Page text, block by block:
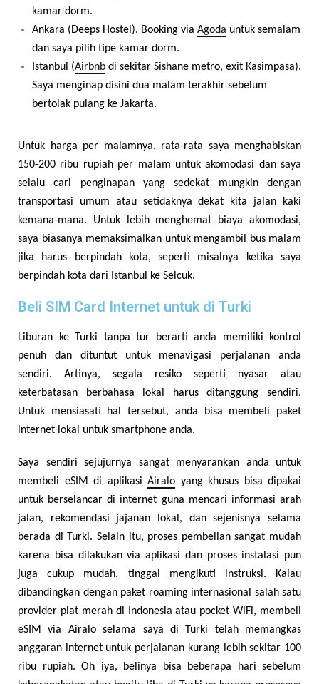
kamar dorm.
Ankara (Deeps Hostel). Booking via Agoda untuk semalam
dan saya pilih tipe kamar dorm.
Istanbul (Airbnb di sekitar Sishane metro, exit Kasimpasa).
Saya menginap disini dua malam terakhir sebelum
bertolak pulang ke Jakarta.
Untuk harga per malamnya, rata-rata saya menghabiskan
150-200 ribu rupiah per malam untuk akomodasi dan saya
selalu cari penginapan yang sedekat mungkin dengan
transportasi umum atau setidaknya dekat kita jalan kaki
kemana-mana. Untuk lebih menghemat biaya akomodasi,
saya biasanya memaksimalkan untuk mengambil bus malam
jika harus berpindah kota, seperti misalnya ketika saya
berpindah kota dari Istanbul ke Selcuk.
Beli SIM Card Internet untuk di Turki
Liburan ke Turki tanpa tur berarti anda memiliki kontrol
penuh dan dituntut untuk menavigasi perjalanan anda
sendiri. Artinya, segala resiko seperti nyasar atau
keterbatasan berbahasa lokal harus ditanggung sendiri.
Untuk mensiasati hal tersebut, anda bisa membeli paket
internet lokal untuk smartphone anda.
Saya sendiri sejujurnya sangat menyarankan anda untuk
membeli eSIM di aplikasi Airalo yang khusus bisa dipakai
untuk berselancar di internet guna mencari informasi arah
jalan, rekomendasi jajanan lokal, dan sejenisnya selama
berada di Turki. Selain itu, proses pembelian sangat mudah
karena bisa dilakukan via aplikasi dan proses instalasi pun
juga cukup mudah, tinggal mengikuti instruksi. Kalau
dibandingkan dengan paket roaming internasional salah satu
provider plat merah di Indonesia atau pocket WiFi, membeli
eSIM via Airalo selama saya di Turki telah memangkas
anggaran internet untuk perjalanan kurang lebih sekitar 100
ribu rupiah. Oh iya, belinya bisa beberapa hari sebelum